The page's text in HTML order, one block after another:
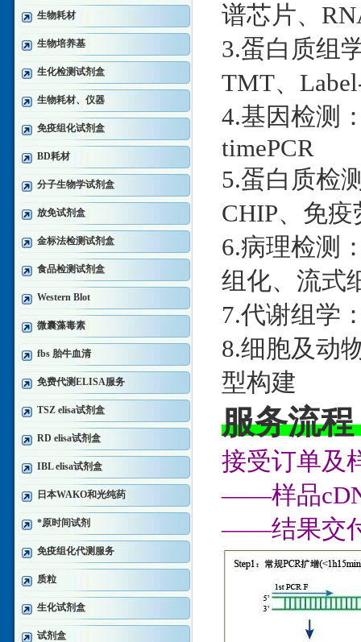
生物耗材
生物培养基
生化检测试剂盒
生物耗材、仪器
免疫组化试剂盒
BD耗材
分子生物学试剂盒
放免试剂盒
金标法检测试剂盒
食品检测试剂盒
Western Blot
微囊藻毒素
fbs 胎牛血清
免费代测ELISA服务
TSZ elisa试剂盒
RD elisa试剂盒
IBL elisa试剂盒
日本WAKO和光纯药
*原时间试剂
免疫组化代测服务
质粒
生化试剂盒
试剂盒
谱芯片、
3.蛋白质组
TMT、
4.基因检测
timePCR
5.蛋白质检
CHIP、免
6.病理检测
组化、流式
7.代谢组学
8.细胞及动
型构建
服务流程
接受订单
——样品
——结果交